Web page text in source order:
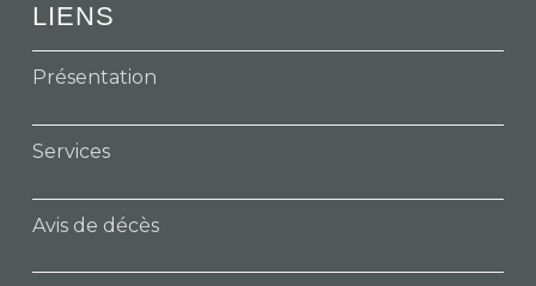
LIENS
Présentation
Services
Avis de décès